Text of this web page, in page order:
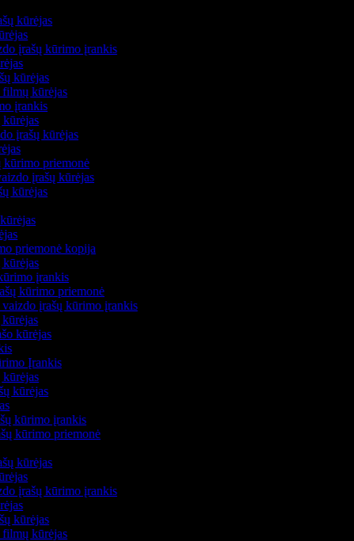
kūrėjas
įrašų kūrimo įrankis
kūrėjas
filmų kūrėjas
įrankis
kūrėjas
įrašų kūrėjas
kūrimo priemonė
įrašų kūrėjas
kūrėjas
priemonė kopija
kūrėjas
įrankis
kūrimo priemonė
vaizdo įrašų kūrimo įrankis
kūrėjas
kūrėjas
Įrankis
kūrėjas
kūrėjas
kūrimo įrankis
kūrimo priemonė
kūrėjas
įrašų kūrimo įrankis
kūrėjas
filmų kūrėjas